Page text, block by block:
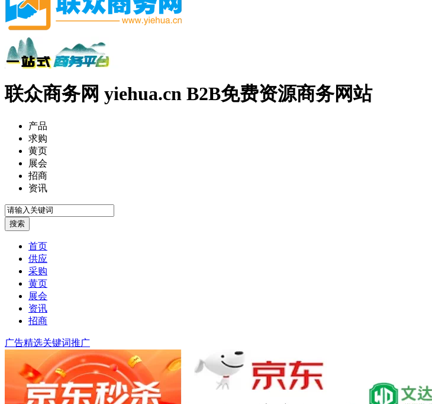
联众商务网 yiehua.cn B2B免费资源商务网站
产品
求购
黄页
展会
招商
资讯
首页
供应
采购
黄页
展会
资讯
招商
广告精选关键词推广